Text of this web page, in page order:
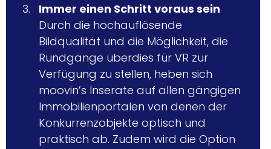
Immer einen Schritt voraus sein
Durch die hochauflösende
Bildqualität und die Möglichkeit, die
Rundgänge überdies für VR zur
Verfügung zu stellen, heben sich
moovin’s Inserate auf allen gängigen
Immobilienportalen von denen der
Konkurrenzobjekte optisch und
praktisch ab. Zudem wird die Option